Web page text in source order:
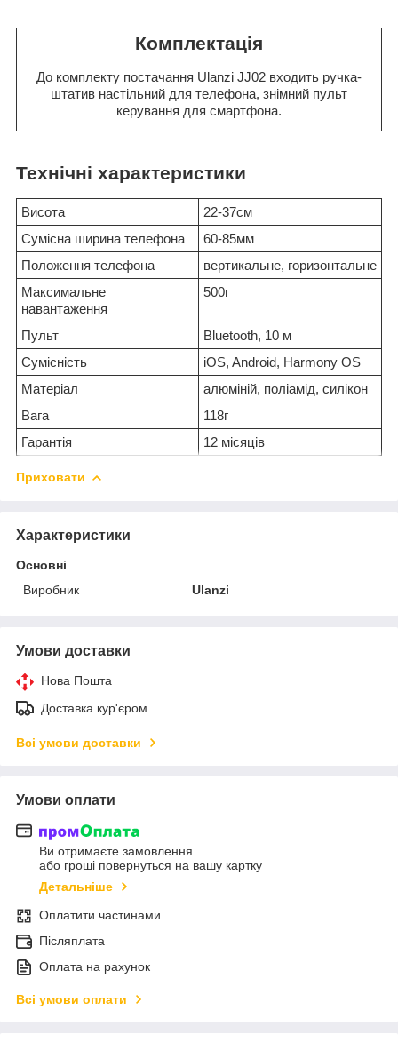
Комплектація
До комплекту постачання Ulanzi JJ02 входить ручка-
штатив настільний для телефона, знімний пульт
керування для смартфона.
Технічні характеристики
Висота
22-37см
Сумісна ширина телефона
60-85мм
Положення телефона
вертикальне, горизонтальне
Максимальне
навантаження
500г
Пульт
Bluetooth, 10 м
Сумісність
iOS, Android, Harmony OS
Матеріал
алюміній, поліамід, силікон
Вага
118г
Гарантія
12 місяців
Приховати
Характеристики
Основні
Виробник
Ulanzi
Умови доставки
Нова Пошта
Доставка кур'єром
Всі умови доставки
Умови оплати
Ви отримаєте замовлення
або гроші повернуться на вашу картку
Детальніше
Оплатити частинами
Післяплата
Оплата на рахунок
Всі умови оплати